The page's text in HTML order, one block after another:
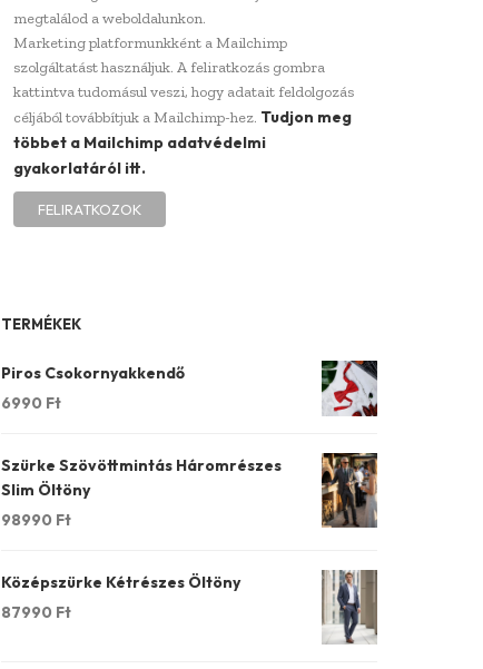
megtalálod a weboldalunkon.
Marketing platformunkként a Mailchimp
szolgáltatást használjuk. A feliratkozás gombra
kattintva tudomásul veszi, hogy adatait feldolgozás
céljából továbbítjuk a Mailchimp-hez. Tudjon meg
többet a Mailchimp adatvédelmi
gyakorlatáról itt.
TERMÉKEK
Piros Csokornyakkendő
6990 Ft
Szürke Szövöttmintás Háromrészes
Slim Öltöny
98990 Ft
Középszürke Kétrészes Öltöny
87990 Ft